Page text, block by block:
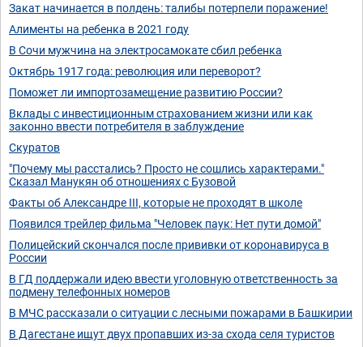
Закат начинается в полдень: талибы потерпели поражение!
Алименты на ребенка в 2021 году
В Сочи мужчина на электросамокате сбил ребенка
Октябрь 1917 года: революция или переворот?
Поможет ли импортозамещение развитию России?
Вклады с инвестиционным страхованием жизни или как
законно ввести потребителя в заблуждение
Скуратов
"Почему мы расстались? Просто не сошлись характерами."
Сказал Манукян об отношениях с Бузовой
Факты об Александре III, которые не проходят в школе
Появился трейлер фильма "Человек паук: Нет пути домой"
Полицейский скончался после прививки от коронавируса в
России
В ГД поддержали идею ввести уголовную ответственность за
подмену телефонных номеров
В МЧС рассказали о ситуации с лесными пожарами в Башкирии
В Дагестане ищут двух пропавших из-за схода селя туристов